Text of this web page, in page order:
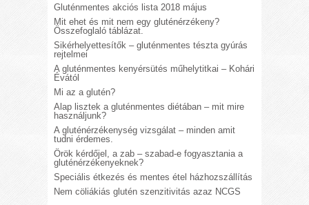
Gluténmentes akciós lista 2018 május
Mit ehet és mit nem egy gluténérzékeny?
Összefoglaló táblázat.
Sikérhelyettesítők – gluténmentes tészta gyúrás
rejtelmei
A gluténmentes kenyérsütés műhelytitkai – Kohári
Évától
Mi az a glutén?
Alap lisztek a gluténmentes diétában – mit mire
használjunk?
A gluténérzékenység vizsgálat – minden amit
tudni érdemes.
Örök kérdőjel, a zab – szabad-e fogyasztania a
gluténérzékenyeknek?
Speciális étkezés és mentes étel házhozszállítás
Nem cöliákiás glutén szenzitivitás azaz NCGS